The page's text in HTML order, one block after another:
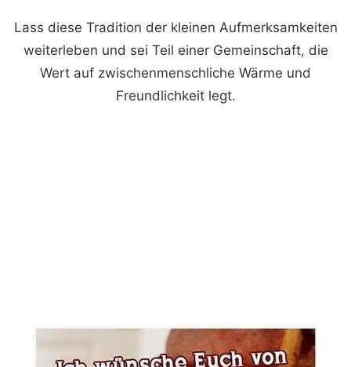
Lass diese Tradition der kleinen Aufmerksamkeiten
weiterleben und sei Teil einer Gemeinschaft, die
Wert auf zwischenmenschliche Wärme und
Freundlichkeit legt.